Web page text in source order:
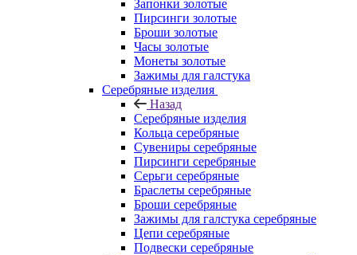
Запонки золотые
Пирсинги золотые
Броши золотые
Часы золотые
Монеты золотые
Зажимы для галстука
Серебряные изделия
Назад
Серебряные изделия
Кольца серебряные
Сувениры серебряные
Пирсинги серебряные
Серьги серебряные
Браслеты серебряные
Броши серебряные
Зажимы для галстука серебряные
Цепи серебряные
Подвески серебряные